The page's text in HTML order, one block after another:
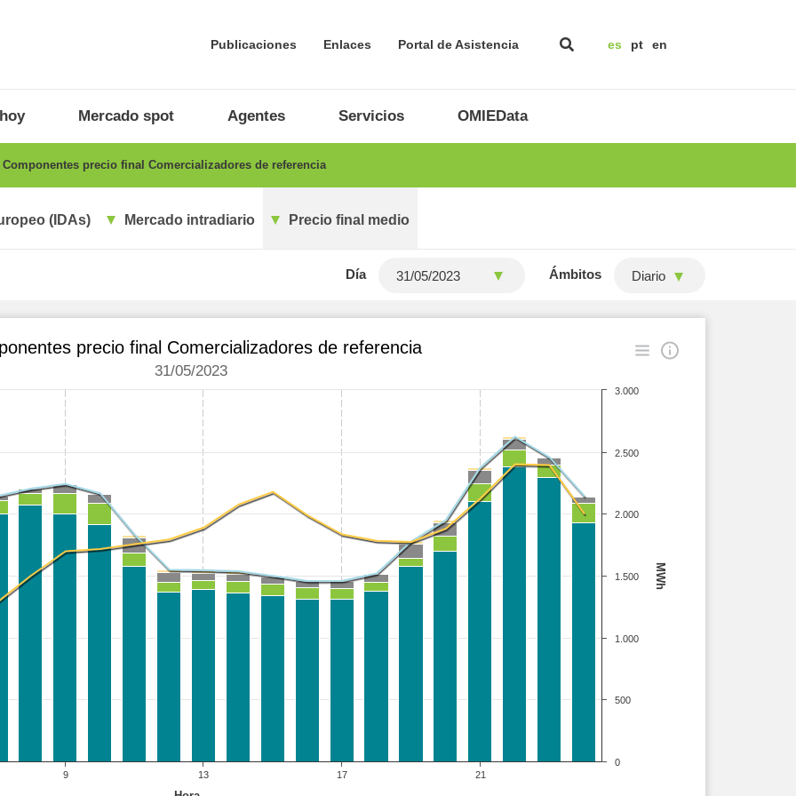
Publicaciones Enlaces Portal de Asistencia es pt en
Mercado spot Agentes Servicios OMIEData
Componentes precio final Comercializadores de referencia
(IDAs) Mercado intradiario Precio final medio
Día Ámbitos Diario
MWh
precio final Comercializadores de referencia
31/05/2023
9 13 17 21
0
2.000
500
1.000
1.500
2.500
3.000